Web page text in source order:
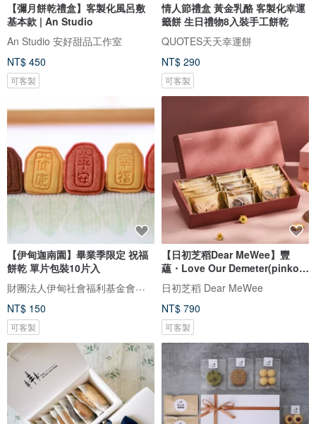
【彌月餅乾禮盒】客製化風呂敷
基本款 | An Studio
An Studio 安好甜品工作室
NT$ 450
可客製
情人節禮盒 黃金乳酪 客製化幸運
籤餅 生日禮物8入裝手工餅乾
QUOTES天天幸運餅
NT$ 290
可客製
【伊甸迦南園】畢業季限定 祝福
餅乾 單片包裝10片入
財團法人伊甸社會福利基金會附設台中市迦南園烘焙庇護工場
NT$ 150
可客製
【日初芝稻Dear MeWee】豐
蘊・Love Our Demeter(pinkoi
獨家款)
日初芝稻 Dear MeWee
NT$ 790
可客製